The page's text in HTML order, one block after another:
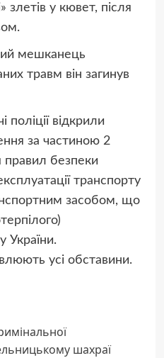
злетів у кювет, після
мешканець
травм він загинув
відкрили
за частиною 2
правил безпеки
транспорту
засобом, що
України.
усі обставини.
шахраї